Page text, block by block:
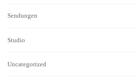
Sendungen
Studio
Uncategorized